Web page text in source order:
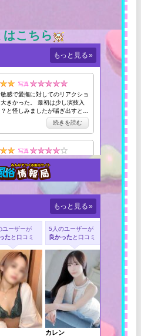
はこちら
もっと見る»
もっと見る»